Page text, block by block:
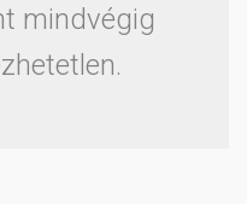
mindvégig